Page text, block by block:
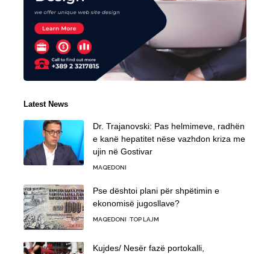
Latest News
Dr. Trajanovski: Pas helmimeve, radhën
e kanë hepatitet nëse vazhdon kriza me
ujin në Gostivar
MAQEDONI
Pse dështoi plani për shpëtimin e
ekonomisë jugosllave?
MAQEDONI TOP LAJM
Kujdes/ Nesër fazë portokalli,